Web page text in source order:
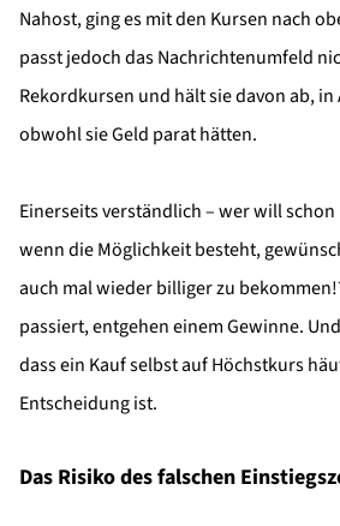
Nahost, ging es mit den Kursen nach
passt jedoch das Nachrichtenumfeld
Rekordkursen und hält sie davon ab,
obwohl sie Geld parat hätten.
Einerseits verständlich – wer will
wenn die Möglichkeit besteht,
auch mal wieder billiger zu
passiert, entgehen einem Gewinne.
dass ein Kauf selbst auf Höchstkurs
Entscheidung ist.
Das Risiko des falschen